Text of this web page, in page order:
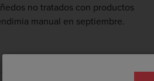
no tratados con productos
manual en septiembre.